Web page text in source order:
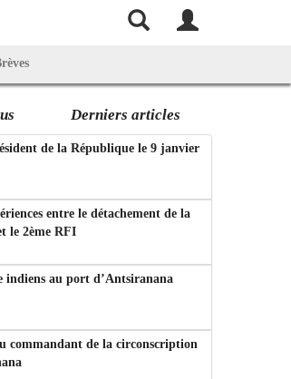
Derniers articles
de la République le 9 janvier
entre le détachement de la
le 2ème RFI
indiens au port d’Antsiranana
commandant de la circonscription